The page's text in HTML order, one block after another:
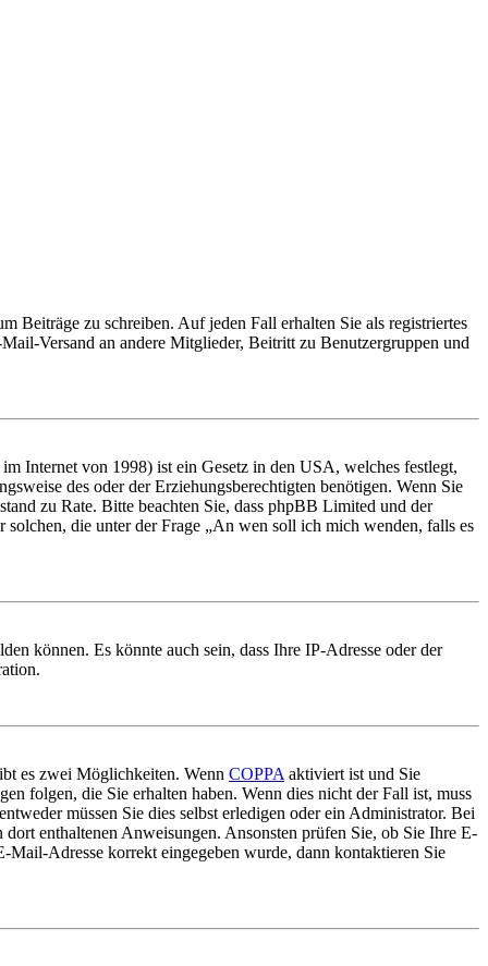
Beiträge zu schreiben. Auf jeden Fall erhalten Sie als registriertes
Versand an andere Mitglieder, Beitritt zu Benutzergruppen und
Internet von 1998) ist ein Gesetz in den USA, welches festlegt,
des oder der Erziehungsberechtigten benötigen. Wenn Sie
zu Rate. Bitte beachten Sie, dass phpBB Limited und der
die unter der Frage „An wen soll ich mich wenden, falls es
können. Es könnte auch sein, dass Ihre IP-Adresse oder der
es zwei Möglichkeiten. Wenn COPPA aktiviert ist und Sie
folgen, die Sie erhalten haben. Wenn dies nicht der Fall ist, muss
müssen Sie dies selbst erledigen oder ein Administrator. Bei
enthaltenen Anweisungen. Ansonsten prüfen Sie, ob Sie Ihre E-
Adresse korrekt eingegeben wurde, dann kontaktieren Sie